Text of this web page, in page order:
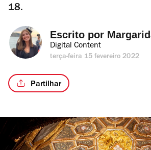
18.
Escrito por
Digital Content
terça-feira 15 fevereiro 2022
Partilhar